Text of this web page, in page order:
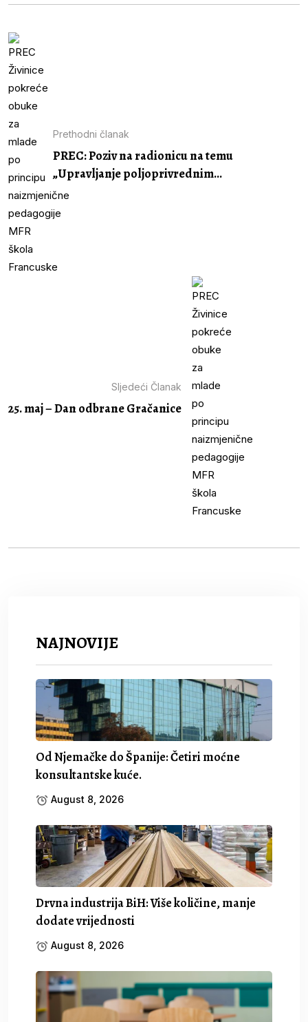
Prethodni članak
PREC: Poziv na radionicu na temu
„Upravljanje poljoprivrednim...
Sljedeći Članak
25. maj – Dan odbrane Gračanice
NAJNOVIJE
Od Njemačke do Španije: Četiri moćne
konsultantske kuće.
August 8, 2026
Drvna industrija BiH: Više količine, manje
dodate vrijednosti
August 8, 2026